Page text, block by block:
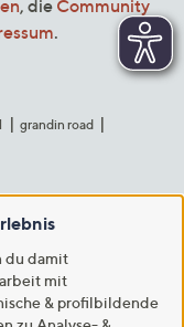
, die Community
.
grandin road
du damit
mit
& profilbildende